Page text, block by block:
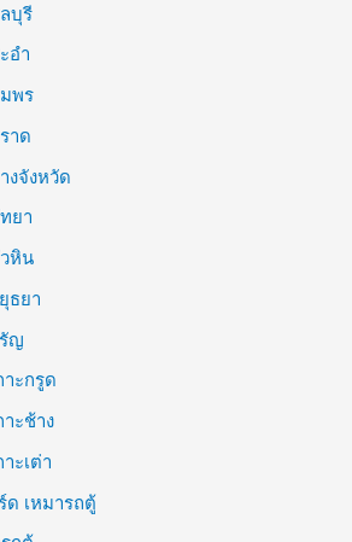
บุรี
อำ
พร
าด
งจังหวัด
ยา
หิน
ธยา
ญ
าะกรูด
ะช้าง
ะเต่า
ด เหมารถตู้